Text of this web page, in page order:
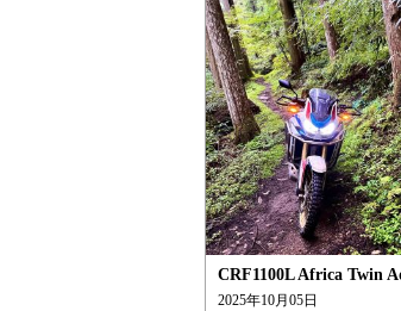
2025年10月05日